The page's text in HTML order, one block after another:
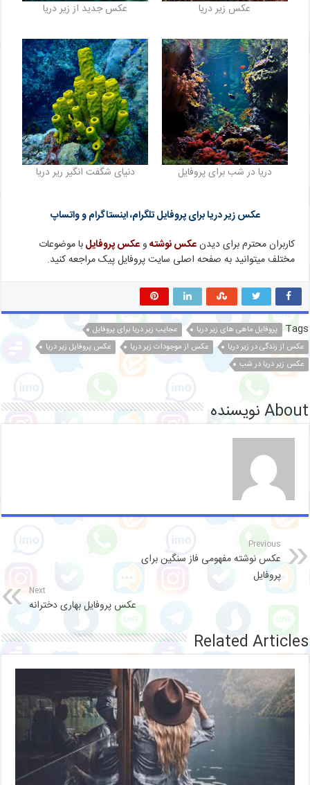
عکس زیر دریا عکس جدید از زیر دریا
دریا در شب برای پروفایل دنیای شگفت انگیر ریر دریا
عکس زیر دریا برای پروفایل تلگرام، اینستاگرام و واتساپ
کاربران محترم برای دیدنعکس نوشتهوعکس پروفایلبا موضوعات
مختلف میتوانید به صفحه اصلی سایت پروفایل پیک مراجعه کنید.
Tags پروفایل ماهی های زیر دریا
عجایب زیر دریا برای پروفایل
عکس از زندگی در زیر دریا
عکس از موجودات زیر دریا
عکس پروفایل زیر دریا
عکس زیر دریا در شب
About نویسنده
Previous
عکس نوشته مفهومی فاز سنگین برای
پروفایل
Next
عکس پروفایل بهاری دخترانه
Related Articles